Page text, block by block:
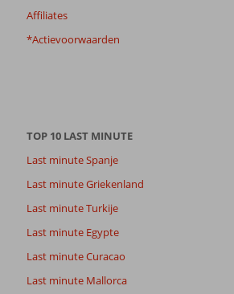
Kamers
8,1
Kindvriendelijk 8,1
Affiliates
*Actievoorwaarden
TOP 10 LAST MINUTE
Last minute Spanje
Last minute Griekenland
Last minute Turkije
Last minute Egypte
Last minute Curacao
Last minute Mallorca